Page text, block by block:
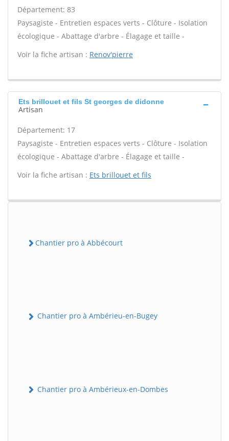
Département: 83
Paysagiste - Entretien espaces verts - Clôture - Isolation
écologique - Abattage d'arbre - Élagage et taille -
Voir la fiche artisan : Renov'pierre
Ets brillouet et fils St georges de didonne
Artisan
Département: 17
Paysagiste - Entretien espaces verts - Clôture - Isolation
écologique - Abattage d'arbre - Élagage et taille -
Voir la fiche artisan : Ets brillouet et fils
Chantier pro à Abbécourt
Chantier pro à Ambérieu-en-Bugey
Chantier pro à Ambérieux-en-Dombes